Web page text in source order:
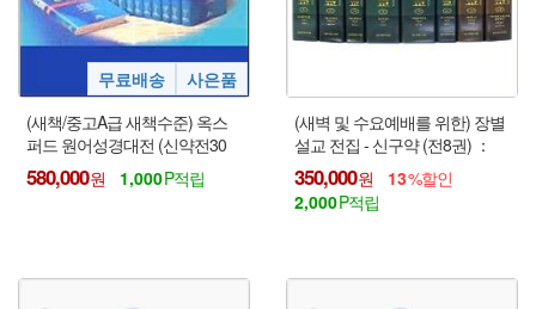
(새책/중고A급 새책수준) 옥스
퍼드 원어성경대전 (신약전30
권) + 사은품
580,000 1,000
(새벽 및 수요예배를 위한) 장별
설교 전집 - 신구약 (전8권) ：
15분 설교 !!!
350,000
13
2,000